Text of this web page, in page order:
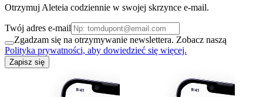
Otrzymuj Aleteia codziennie w swojej skrzynce e-mail.
Twój adres e-mail
Zgadzam się na otrzymywanie newslettera. Zobacz naszą
Polityka prywatności, aby dowiedzieć się więcej.
Zapisz się